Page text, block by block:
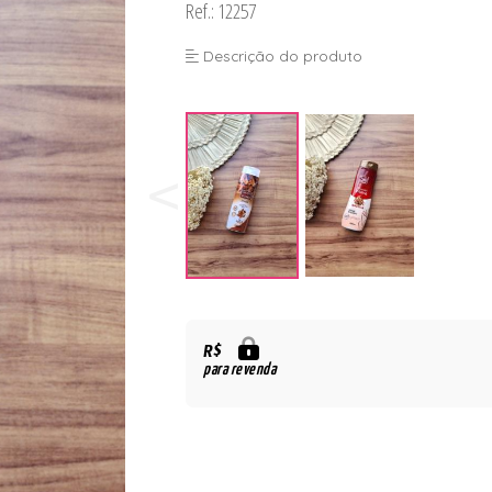
Ref.: 12257
Descrição do produto
R$
para revenda